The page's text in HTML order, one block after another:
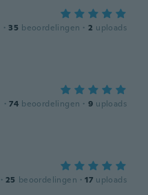
· 35 beoordelingen · 2 uploads
· 74 beoordelingen · 9 uploads
· 25 beoordelingen · 17 uploads